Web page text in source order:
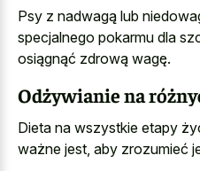
Psy z nadwagą lub
specjalnego pokarmu dla
osiągnąć zdrową wagę.
Odżywianie na
Dieta na wszystkie etapy
ważne jest, aby zrozumieć